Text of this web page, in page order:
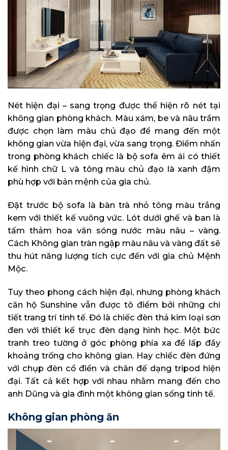
Nét hiện đại – sang trọng được thể hiện rõ nét tại
không gian phòng khách. Màu xám, be và nâu trầm
được chọn làm màu chủ đạo để mang đến một
không gian vừa hiện đại, vừa sang trọng. Điểm nhấn
trong phòng khách chiếc là bộ sofa êm ái có thiết
kế hình chữ L và tông màu chủ đạo là xanh đậm
phù hợp với bản mệnh của gia chủ.
Đặt trước bộ sofa là bàn trà nhỏ tông màu trắng
kem với thiết kế vuông vức. Lót dưới ghế và ban là
tấm thảm hoa văn sóng nước màu nâu – vàng.
Cách Không gian tràn ngập màu nâu và vàng đất sẽ
thu hút năng lượng tích cực đến với gia chủ Mệnh
Mộc.
Tuy theo phong cách hiện đại, nhưng phòng khách
căn hộ Sunshine vẫn được tô điểm bởi những chi
tiết trang trí tinh tế. Đó là chiếc đèn thả kim loại sơn
đen với thiết kế trục đèn dạng hình học. Một bức
tranh treo tường ở góc phòng phía xa để lấp đầy
khoảng trống cho không gian. Hay chiếc đèn đứng
với chụp đèn cổ điển và chân đế dạng tripod hiện
đại. Tất cả kết hợp với nhau nhằm mang đến cho
anh Dũng và gia đình một không gian sống tinh tế.
Không gian phòng ăn